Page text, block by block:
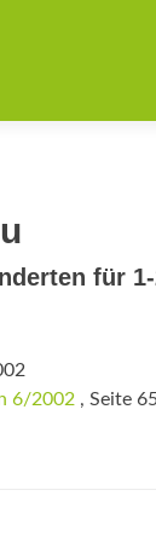
für
6/2002 , Seite